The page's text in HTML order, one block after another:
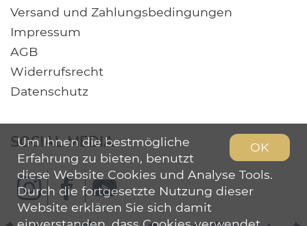
Versand und Zahlungsbedingungen
Impressum
AGB
Widerrufsrecht
Datenschutz
SOCIAL MEDIA OK
Um Ihnen die bestmögliche
Erfahrung zu bieten, benutzt
diese Website Cookies und Analyse Tools.
Durch die fortgesetzte Nutzung dieser
Website erklären Sie sich damit